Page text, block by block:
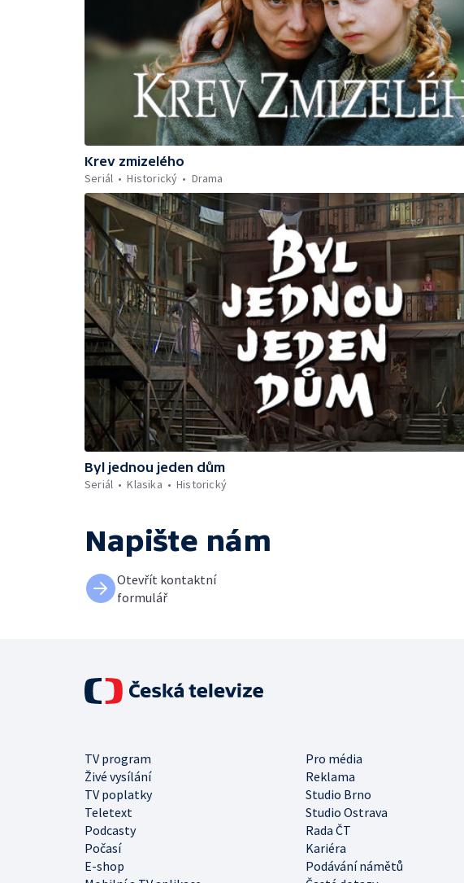
Krev zmizelého
Seriál
Historický Drama
Byl jednou jeden dům
Seriál
Klasika Historický
Napište nám
Otevřít kontaktní
formulář
TV program
Pro média
Živé vysílání
Reklama
TV poplatky
Studio Brno
Teletext
Studio Ostrava
Podcasty
Rada ČT
Počasí
Kariéra
E-shop
Podávání námětů